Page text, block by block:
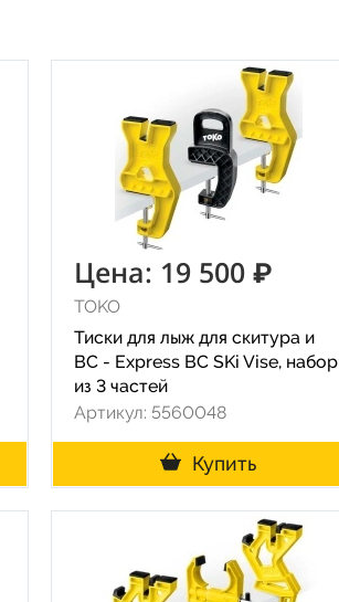
Цена: 19 500 ₽
TOKO
Тиски для лыж для скитура и
BC - Express BC SKi Vise, набор
из 3 частей
Артикул: 5560048
Купить